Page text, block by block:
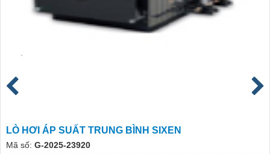
LÒ HƠI ÁP SUẤT TRUNG BÌNH SIXEN
Mã số: G-2025-23920